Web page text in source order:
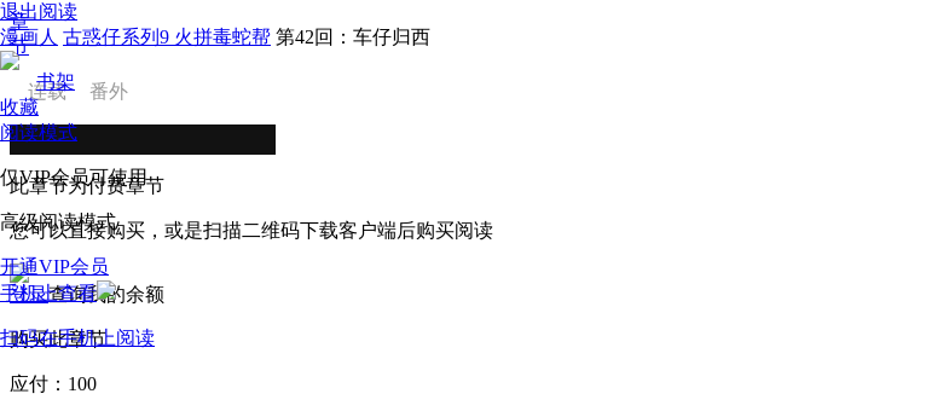
章
节
连载 番外
退出阅读
漫画人 古惑仔系列9 火拼毒蛇帮 第42回：车仔归西
书架
收藏
阅读模式
仅VIP会员可使用
高级阅读模式
开通VIP会员
手机上查看
扫码在手机上阅读
此章节为付费章节
您可以直接购买，或是扫描二维码下载客户端后购买阅读
登录查询我的余额
购买此章节
应付： 100